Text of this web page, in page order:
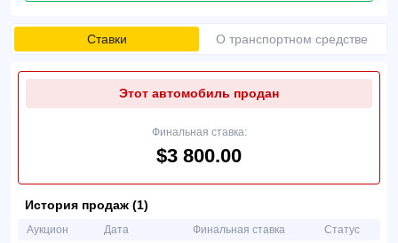
Ставки О транспортном средстве
Этот автомобиль продан
Финальная ставка:
$3 800.00
История продаж (1)
Аукцион Дата Финальная ставка Статус